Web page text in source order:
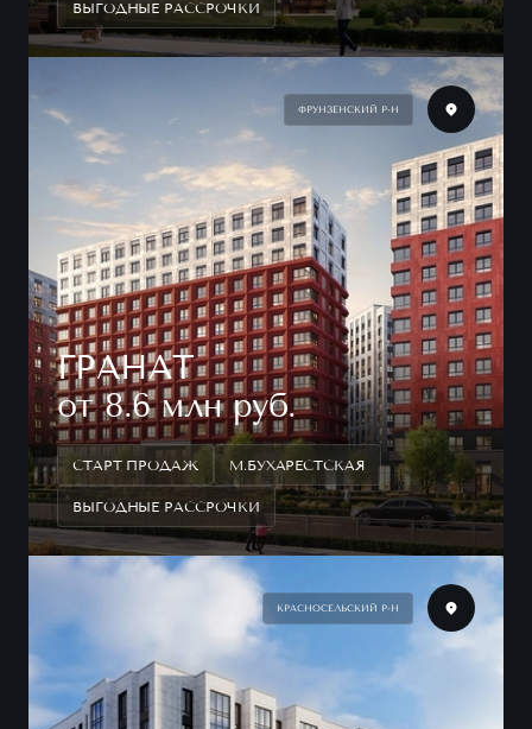
ВЫГОДНЫЕ РАССРОЧКИ
ФРУНЗЕНСКИЙ Р-Н
ГРАНАТ
от 8.6 млн руб.
СТАРТ ПРОДАЖ М.БУХАРЕСТСКАЯ
ВЫГОДНЫЕ РАССРОЧКИ
КРАСНОСЕЛЬСКИЙ Р-Н